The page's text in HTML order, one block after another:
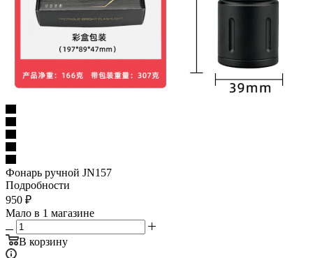
Фонарь ручной JN157
Подробности
950 ₽
Мало в 1 магазине
В корзину